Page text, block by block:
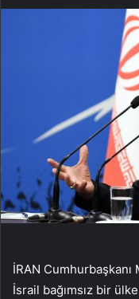
İRAN Cumhurbaşkanı
İsrail bağımsız bir